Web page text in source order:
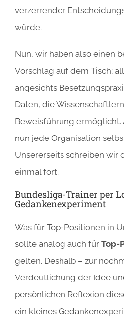
verzerrender
würde.
Nun, wir haben also einen
Vorschlag auf dem Tisch;
angesichts
Daten, die
Beweisführung ermöglicht.
nun jede Organisation
Unsererseits schreiben wir
einmal fort.
Bundesliga-Trainer per
Gedankenexperiment
Was für Top-Positionen in
sollte analog auch für Top-
gelten. Deshalb – zur
Verdeutlichung der Idee
persönlichen Reflexion
ein kleines